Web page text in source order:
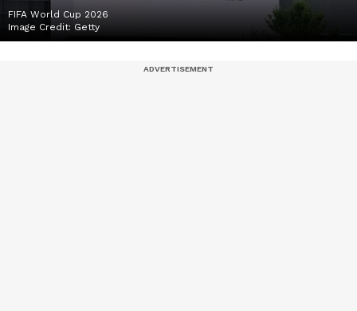
FIFA World Cup 2026
Image Credit: Getty